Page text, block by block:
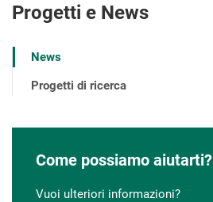
Progetti e News
News
Progetti di ricerca
Come possiamo aiutarti?
Vuoi ulteriori informazioni?